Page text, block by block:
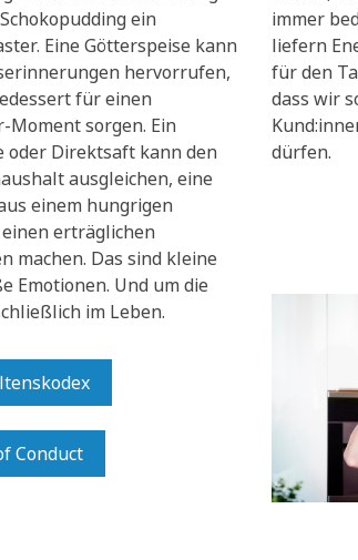
ein
Eine Götterspeise kann
hervorrufen,
für einen
Moment sorgen. Ein
oder Direktsaft kann den
ausgleichen, eine
einem hungrigen
erträglichen
machen. Das sind kleine
Emotionen. Und um die
im Leben.
Conduct
immer
liefern
für den
dass wir
dürfen.